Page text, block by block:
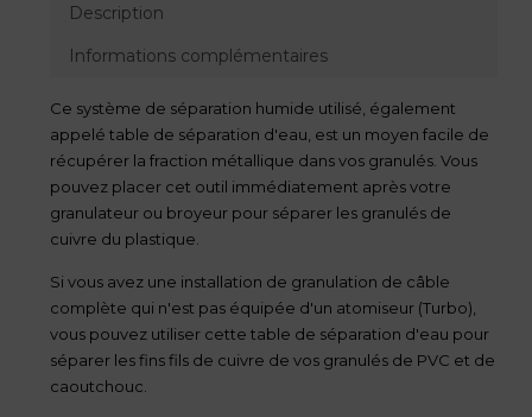
Description
Informations complémentaires
Ce système de séparation humide utilisé, également
appelé table de séparation d'eau, est un moyen facile de
récupérer la fraction métallique dans vos granulés. Vous
pouvez placer cet outil immédiatement après votre
granulateur ou broyeur pour séparer les granulés de
cuivre du plastique.
Si vous avez une installation de granulation de câble
complète qui n'est pas équipée d'un atomiseur (Turbo),
vous pouvez utiliser cette table de séparation d'eau pour
séparer les fins fils de cuivre de vos granulés de PVC et de
caoutchouc.